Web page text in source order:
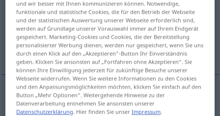
Übersicht aller Übersetzungen
(Für mehr Details die Übersetzung anklicken/antippen)
begraben, vergessen
begraben,vergessen skrinlegge
und wir besser mit Ihnen kommunizieren können. Notwendige,
funktionale und statistische Cookies, die für den Betrieb der Webseite
und der statistischen Auswertung unserer Webseite erforderlich sind,
werden auf Grundlage unserer Vorauswahl immer auf Ihrem Endgerät
gespeichert. Marketing-Cookies und Cookies, die der Bereitstellung
personalisierter Werbung dienen, werden nur gespeichert, wenn Sie uns
durch einen Klick auf den „Akzeptieren“-Button Ihr Einverständnis
geben. Klicken Sie ansonsten auf „Fortfahren ohne Akzeptieren“. Sie
können Ihre Einwilligung jederzeit für zukünftige Besuche unserer
Webseite widerrufen. Wenn Sie weitere Informationen zu den Cookies
und den Anpassungsmöglichkeiten möchten, klicken Sie einfach auf den
Button „Mehr Optionen“. Weitergehende Hinweise zu der
Datenverarbeitung entnehmen Sie ansonsten unserer
Datenschutzerklärung. Hier finden Sie unserImpressum.